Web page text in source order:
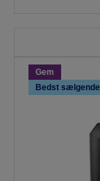
Gem
Bedst sælgende